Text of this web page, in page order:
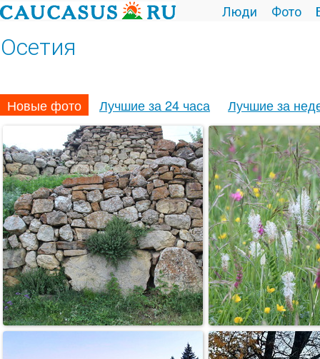
Люди Фото
Осетия
Новые фото Лучшие за 24 часа Лучшие за